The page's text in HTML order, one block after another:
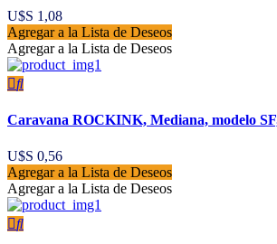
U$S 1,08
Agregar a la Lista de Deseos
Agregar a la Lista de Deseos
Caravana ROCKINK, Mediana, modelo
U$S 0,56
Agregar a la Lista de Deseos
Agregar a la Lista de Deseos